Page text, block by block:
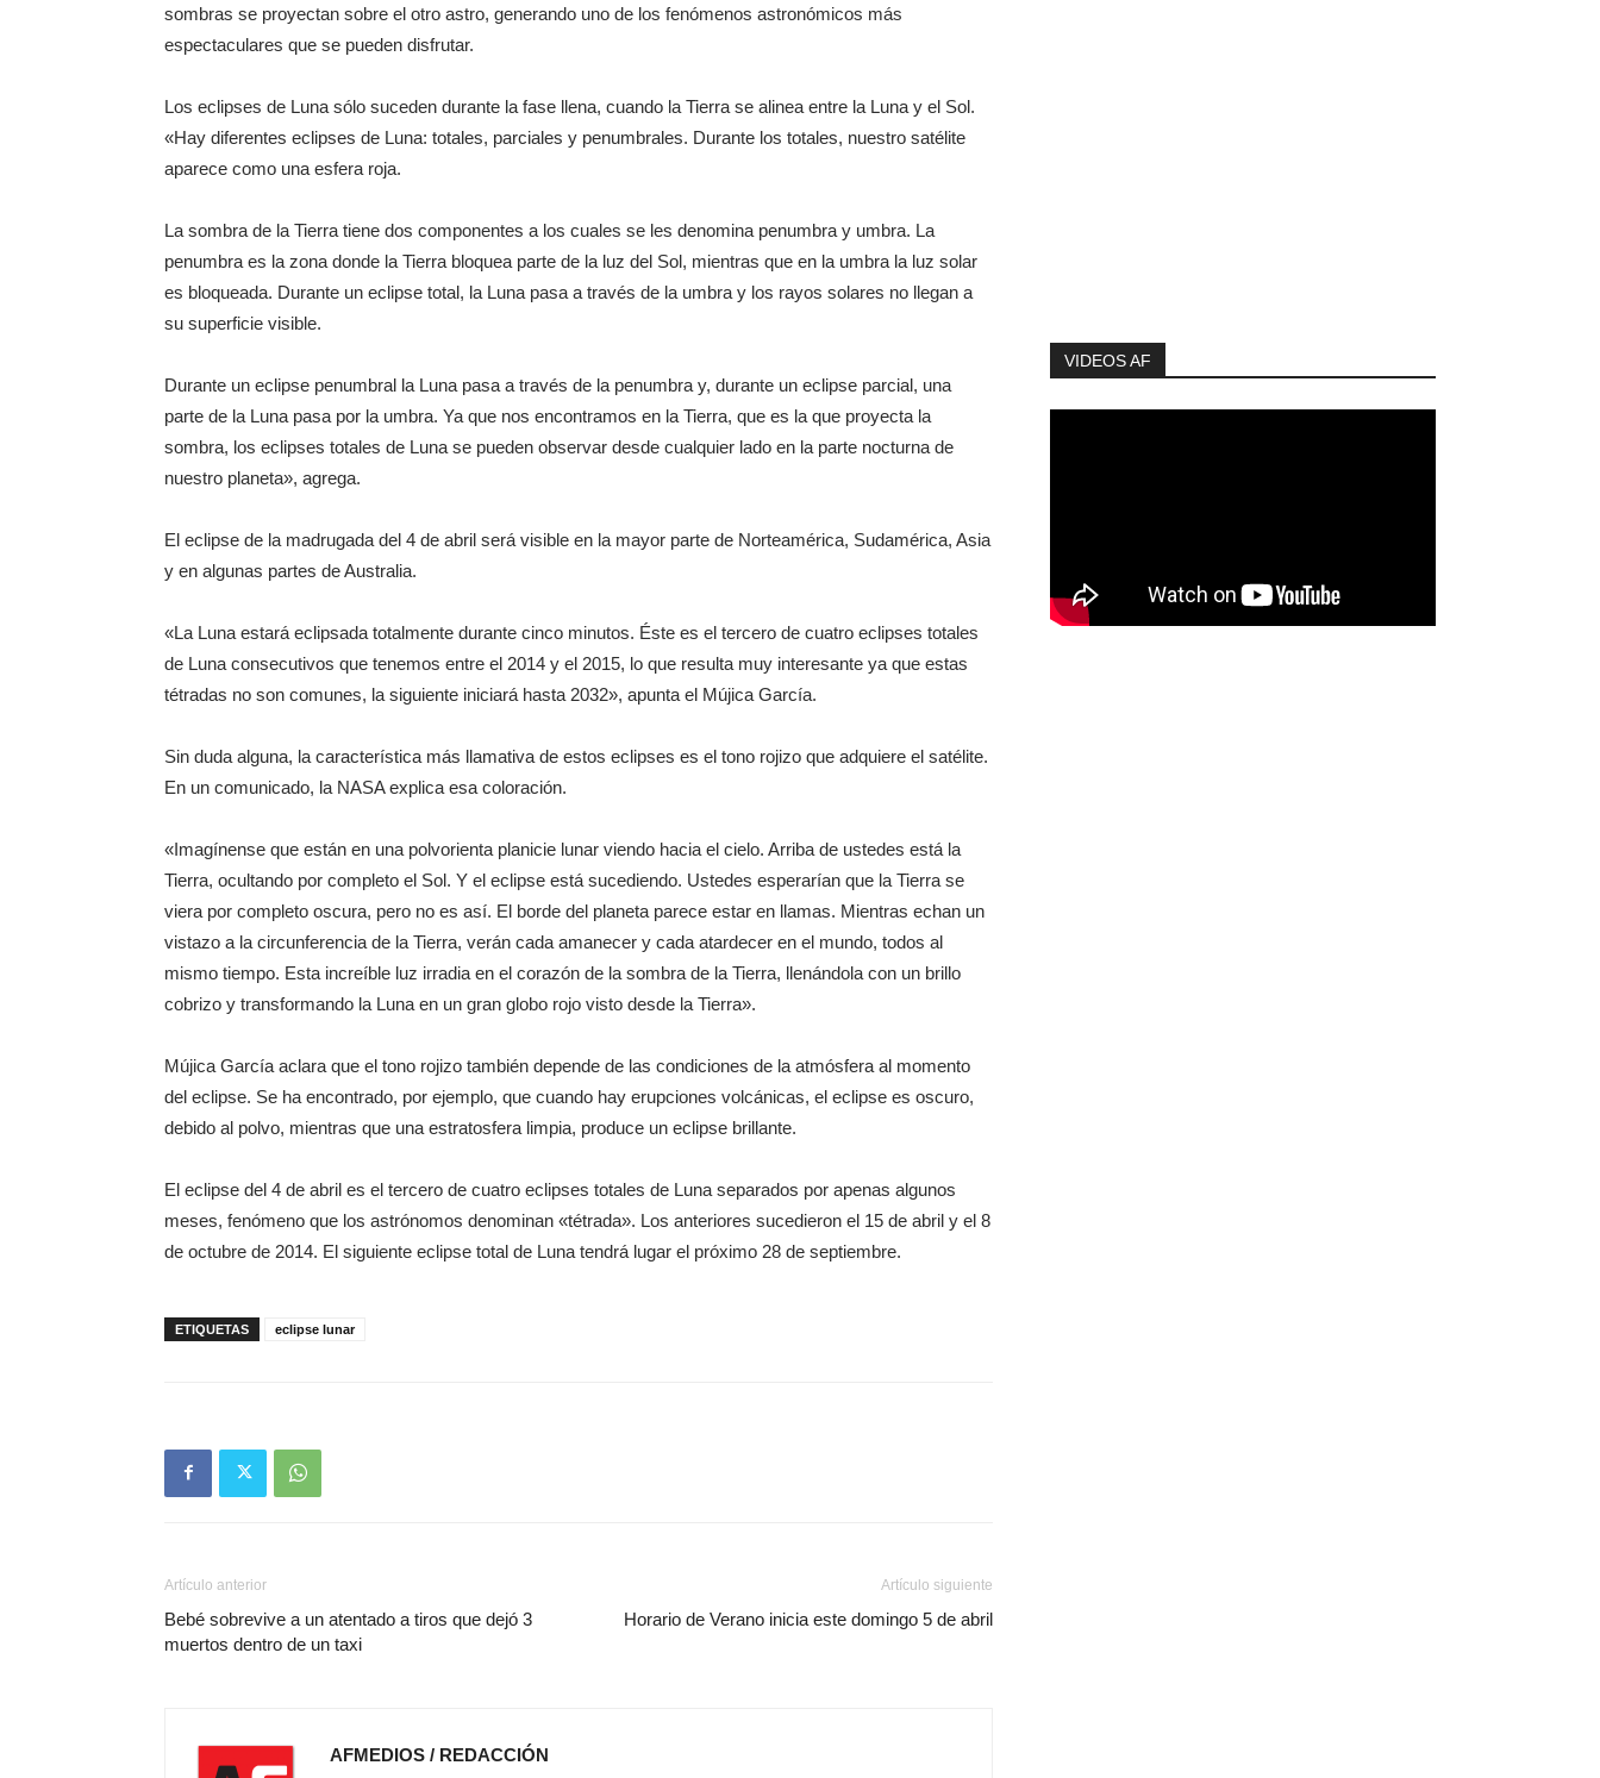
sombras se proyectan sobre el otro astro, generando uno de los fenómenos astronómicos más
espectaculares que se pueden disfrutar.
Los eclipses de Luna sólo suceden durante la fase llena, cuando la Tierra se alinea entre la Luna y el Sol.
«Hay diferentes eclipses de Luna: totales, parciales y penumbrales. Durante los totales, nuestro satélite
aparece como una esfera roja.
La sombra de la Tierra tiene dos componentes a los cuales se les denomina penumbra y umbra. La
penumbra es la zona donde la Tierra bloquea parte de la luz del Sol, mientras que en la umbra la luz solar
es bloqueada. Durante un eclipse total, la Luna pasa a través de la umbra y los rayos solares no llegan a
su superficie visible.
Durante un eclipse penumbral la Luna pasa a través de la penumbra y, durante un eclipse parcial, una
parte de la Luna pasa por la umbra. Ya que nos encontramos en la Tierra, que es la que proyecta la
sombra, los eclipses totales de Luna se pueden observar desde cualquier lado en la parte nocturna de
nuestro planeta», agrega.
El eclipse de la madrugada del 4 de abril será visible en la mayor parte de Norteamérica, Sudamérica, Asia
y en algunas partes de Australia.
«La Luna estará eclipsada totalmente durante cinco minutos. Éste es el tercero de cuatro eclipses totales
de Luna consecutivos que tenemos entre el 2014 y el 2015, lo que resulta muy interesante ya que estas
tétradas no son comunes, la siguiente iniciará hasta 2032», apunta el Mújica García.
Sin duda alguna, la característica más llamativa de estos eclipses es el tono rojizo que adquiere el satélite.
En un comunicado, la NASA explica esa coloración.
«Imagínense que están en una polvorienta planicie lunar viendo hacia el cielo. Arriba de ustedes está la
Tierra, ocultando por completo el Sol. Y el eclipse está sucediendo. Ustedes esperarían que la Tierra se
viera por completo oscura, pero no es así. El borde del planeta parece estar en llamas. Mientras echan un
vistazo a la circunferencia de la Tierra, verán cada amanecer y cada atardecer en el mundo, todos al
mismo tiempo. Esta increíble luz irradia en el corazón de la sombra de la Tierra, llenándola con un brillo
cobrizo y transformando la Luna en un gran globo rojo visto desde la Tierra».
Mújica García aclara que el tono rojizo también depende de las condiciones de la atmósfera al momento
del eclipse. Se ha encontrado, por ejemplo, que cuando hay erupciones volcánicas, el eclipse es oscuro,
debido al polvo, mientras que una estratosfera limpia, produce un eclipse brillante.
El eclipse del 4 de abril es el tercero de cuatro eclipses totales de Luna separados por apenas algunos
meses, fenómeno que los astrónomos denominan «tétrada». Los anteriores sucedieron el 15 de abril y el 8
de octubre de 2014. El siguiente eclipse total de Luna tendrá lugar el próximo 28 de septiembre.
ETIQUETAS eclipse lunar
Artículo anterior
Bebé sobrevive a un atentado a tiros que dejó 3
muertos dentro de un taxi
Artículo siguiente
Horario de Verano inicia este domingo 5 de abril
AFMEDIOS / REDACCIÓN
VIDEOS AF